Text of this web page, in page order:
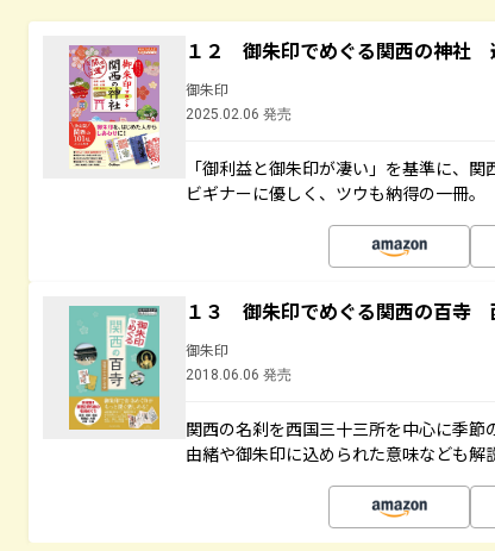
１２ 御朱印でめぐる関西の神社
御朱印
2025.02.06 発売
「御利益と御朱印が凄い」を基準に、
ビギナーに優しく、ツウも納得の一冊。
１３ 御朱印でめぐる関西の百寺
御朱印
2018.06.06 発売
関西の名刹を西国三十三所を中心に季
由緒や御朱印に込められた意味なども解